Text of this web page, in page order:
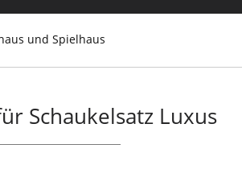
und Spielhaus
Schaukelsatz Luxus